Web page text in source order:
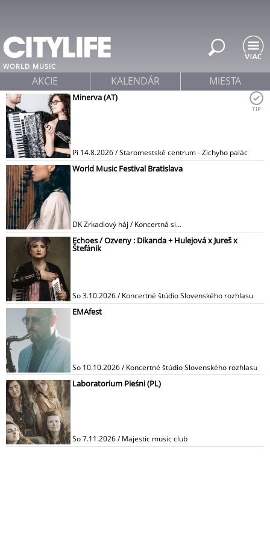
WORLD MUSIC
Minerva (AT)
Pi 14.8.2026 / Staromestské centrum - Zichyho palác
TIP
World Music Festival Bratislava
DK Zrkadlový háj / Koncertná si...
Echoes / Ozveny : Dikanda + Hulejová x Jureš x
Štefánik
So 3.10.2026 / Koncertné štúdio Slovenského rozhlasu
EMAfest
So 10.10.2026 / Koncertné štúdio Slovenského rozhlasu
Laboratorium Pieśni (PL)
So 7.11.2026 / Majestic music club
AKCIE KALENDÁR MIESTA